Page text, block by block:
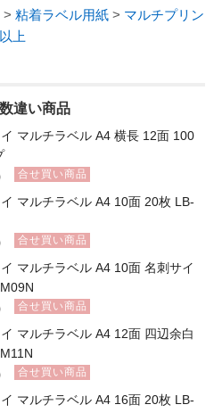
> 粘着ラベル用紙 > マルチプリン
上
違い商品
マルチラベル A4 横長 12面 100
合せ買い商品
マルチラベル A4 10面 20枚 LB-
合せ買い商品
マルチラベル A4 10面 名刺サイ
合せ買い商品
マルチラベル A4 12面 四辺余白
合せ買い商品
マルチラベル A4 16面 20枚 LB-